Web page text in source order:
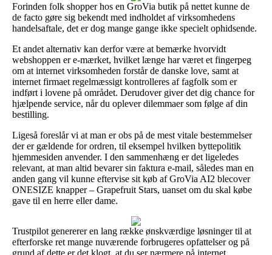
Forinden folk shopper hos en GroVia butik på nettet kunne de
de facto gøre sig bekendt med indholdet af virksomhedens
handelsaftale, det er dog mange gange ikke specielt ophidsende.
Et andet alternativ kan derfor være at bemærke hvorvidt
webshoppen er e-mærket, hvilket længe har været et fingerpeg
om at internet virksomheden forstår de danske love, samt at
internet firmaet regelmæssigt kontrolleres af fagfolk som er
indført i lovene på området. Derudover giver det dig chance for
hjælpende service, når du oplever dilemmaer som følge af din
bestilling.
Ligeså foreslår vi at man er obs på de mest vitale bestemmelser
der er gældende for ordren, til eksempel hvilken byttepolitik
hjemmesiden anvender. I den sammenhæng er det ligeledes
relevant, at man altid bevarer sin faktura e-mail, således man en
anden gang vil kunne eftervise sit køb af GroVia AI2 blecover
ONESIZE knapper – Grapefruit Stars, uanset om du skal købe
gave til en herre eller dame.
Trustpilot genererer en lang række ønskværdige løsninger til at
efterforske ret mange nuværende forbrugeres opfattelser og på
grund af dette er det klogt, at du ser nærmere på internet